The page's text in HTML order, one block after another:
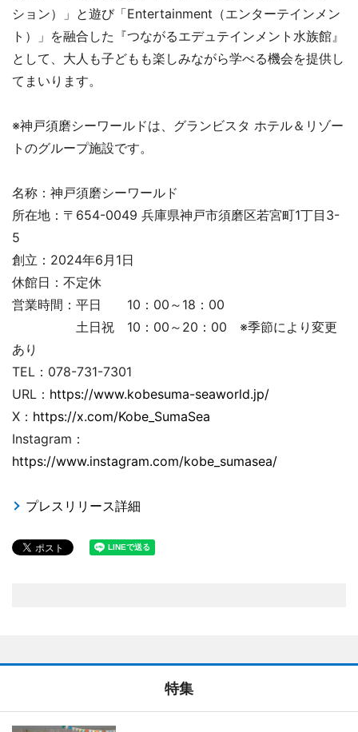
ション）」と遊び「Entertainment（エンターテインメン
ト）」を融合した『つながるエデュテインメント水族館』
として、大人も子どもも楽しみながら学べる機会を提供し
てまいります。
※神戸須磨シーワールドは、グランビスタ ホテル＆リゾー
トのグループ施設です。
名称：神戸須磨シーワールド
所在地：〒654-0049 兵庫県神戸市須磨区若宮町1丁目3-
5
創立：2024年6月1日
休館日：不定休
営業時間：平日 10：00～18：00
土日祝 10：00～20：00 ※季節により変更
あり
TEL：078-731-7301
URL： https://www.kobesuma-seaworld.jp/
X： https://x.com/Kobe_SumaSea
Instagram：
https://www.instagram.com/kobe_sumasea/
プレスリリース詳細
特集